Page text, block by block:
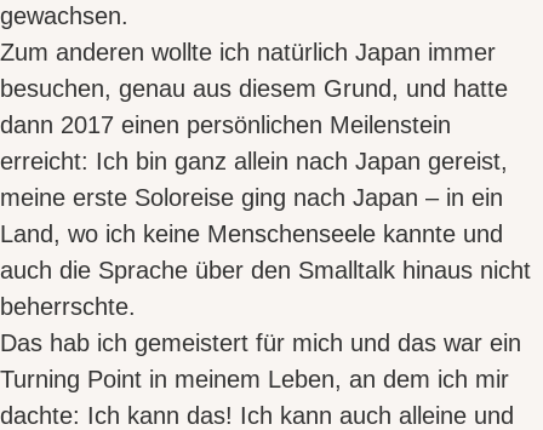
gewachsen.
Zum anderen wollte ich natürlich Japan immer
besuchen, genau aus diesem Grund, und hatte
dann 2017 einen persönlichen Meilenstein
erreicht: Ich bin ganz allein nach Japan gereist,
meine erste Soloreise ging nach Japan – in ein
Land, wo ich keine Menschenseele kannte und
auch die Sprache über den Smalltalk hinaus nicht
beherrschte.
Das hab ich gemeistert für mich und das war ein
Turning Point in meinem Leben, an dem ich mir
dachte: Ich kann das! Ich kann auch alleine und